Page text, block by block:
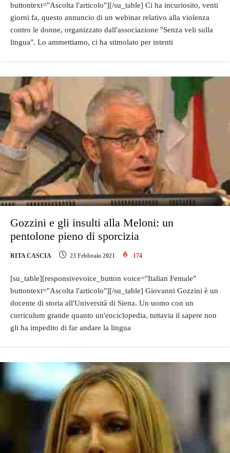
buttontext="Ascolta l'articolo"][/su_table] Ci ha incuriosito, venti
giorni fa, questo annuncio di un webinar relativo alla violenza
contro le donne, organizzato dall'associazione "Senza veli sulla
lingua". Lo ammettiamo, ci ha stimolato per intenti
Gozzini e gli insulti alla Meloni: un
pentolone pieno di sporcizia
RITA CASCIA 23 Febbraio 2021 174
[su_table][responsivevoice_button voice="Italian Female"
buttontext="Ascolta l'articolo"][/su_table] Giovanni Gozzini è un
docente di storia all'Università di Siena. Un uomo con un
curriculum grande quanto un'enciclopedia, tuttavia il sapere non
gli ha impedito di far andare la lingua